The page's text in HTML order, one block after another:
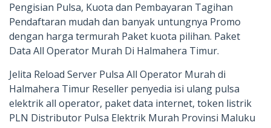
Pengisian Pulsa, Kuota dan Pembayaran Tagihan
Pendaftaran mudah dan banyak untungnya Promo
dengan harga termurah Paket kuota pilihan. Paket
Data All Operator Murah Di Halmahera Timur.
Jelita Reload Server Pulsa All Operator Murah di
Halmahera Timur Reseller penyedia isi ulang pulsa
elektrik all operator, paket data internet, token listrik
PLN Distributor Pulsa Elektrik Murah Provinsi Maluku